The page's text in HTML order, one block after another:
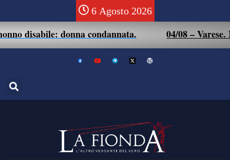
6 Agosto 2026
disabile: donna condannata. 04/08 – Varese.